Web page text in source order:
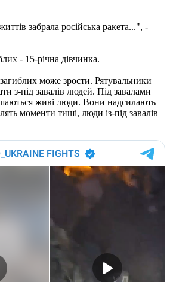
забрала російська ракета...", -
- 15-річна дівчинка.
може зрости. Рятувальники
з-під завалів людей. Під завалами
живі люди. Вони надсилають
моменти тиші, люди із-під завалів